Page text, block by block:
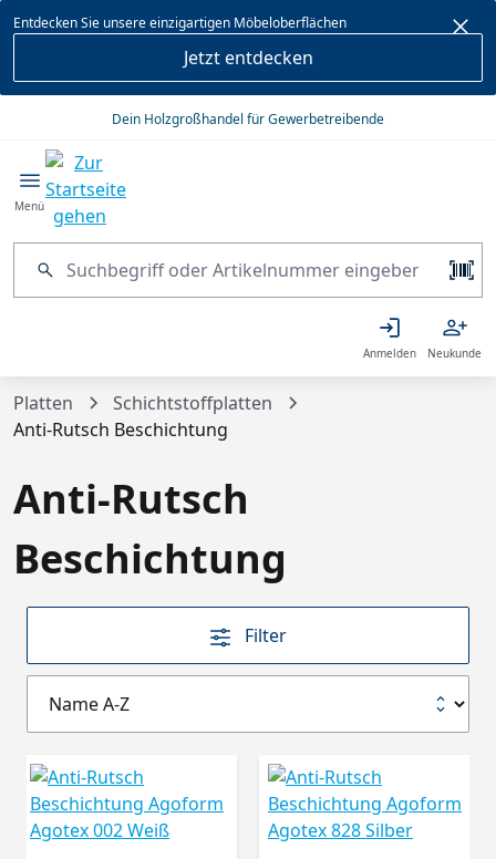
springen
Entdecken Sie unsere einzigartigen Möbeloberflächen
Jetzt entdecken
Dein Holzgroßhandel für Gewerbetreibende
Menü
Anmelden Neukunde
Platten
Schichtstoffplatten
Anti-Rutsch Beschichtung
Anti-Rutsch
Beschichtung
Filter